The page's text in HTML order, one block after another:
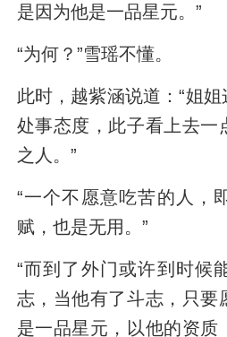
是因为他是一品星元。”
“为何？”雪瑶不懂。
此时，越紫涵说道：“姐
处事态度，此子看上去一
之人。”
“一个不愿意吃苦的人，
赋，也是无用。”
“而到了外门或许到时候
志，当他有了斗志，只要
是一品星元，以他的资质